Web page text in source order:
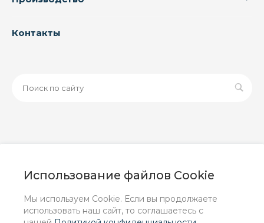
Использование файлов Cookie
Мы используем Cookie. Если вы продолжаете
использовать наш сайт, то соглашаетесь с
Контакты
информационный характер и ни при каких условиях не
положениями Статьи 437 (2) ГК РФ.